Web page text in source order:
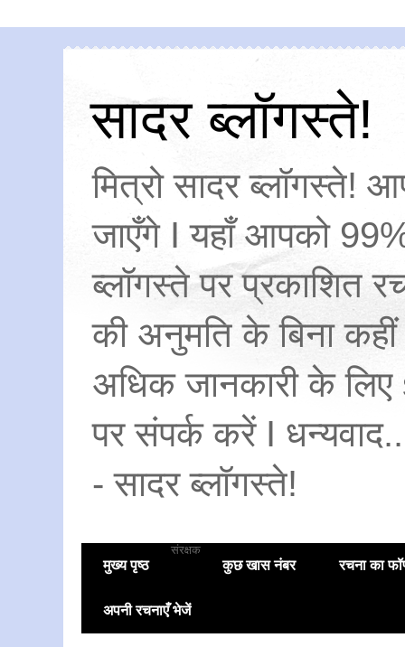
सादर ब्लॉगस्ते!
मित्रो सादर ब्लॉगस्ते!
जाएँगे I यहाँ आपको
ब्लॉगस्ते पर प्रकाशित
की अनुमति के बिना
अधिक जानकारी के लिए
पर संपर्क करें I
- सादर ब्लॉगस्ते!
मुख्य पृष्ठ
संरक्षक
कुछ खास नंबर रचना का
अपनी रचनाएँ भेजें